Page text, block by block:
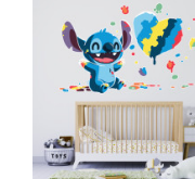
Klikni za detalje